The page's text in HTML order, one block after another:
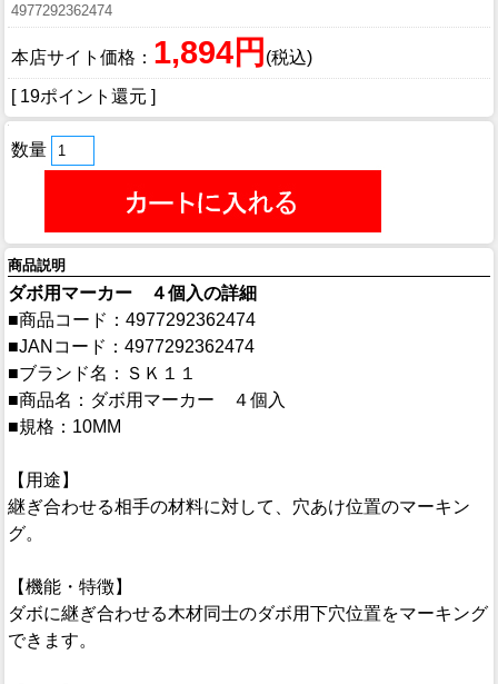
4977292362474
本店サイト価格： 1,894円 (税込)
[ 19ポイント還元 ]
数量
商品説明
ダボ用マーカー ４個入の詳細
■商品コード：4977292362474
■JANコード：4977292362474
■ブランド名：ＳＫ１１
■商品名：ダボ用マーカー ４個入
■規格：10MM
【用途】
継ぎ合わせる相手の材料に対して、穴あけ位置のマーキン
グ。
【機能・特徴】
ダボに継ぎ合わせる木材同士のダボ用下穴位置をマーキング
できます。